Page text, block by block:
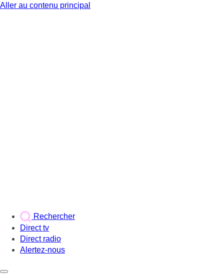
Aller au contenu principal
Rechercher
Direct tv
Direct radio
Alertez-nous